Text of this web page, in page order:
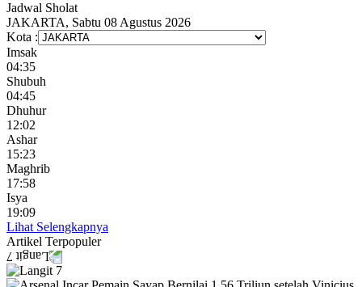
Jadwal Sholat
JAKARTA, Sabtu 08 Agustus 2026
Kota :
Imsak
04:35
Shubuh
04:45
Dhuhur
12:02
Ashar
15:23
Maghrib
17:58
Isya
19:09
Lihat Selengkapnya
Artikel Terpopuler